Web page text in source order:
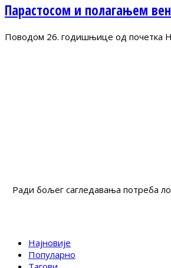
Парастосом и полагањем
Поводом 26. годишњице од почетка
Ради бољег сагледавања потреба
Најновије
Популарно